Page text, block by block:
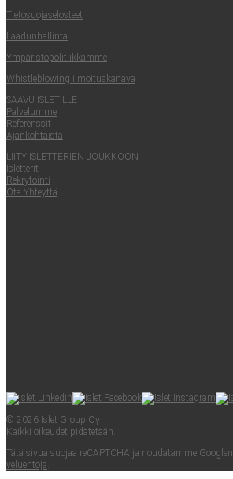
Tie­to­suo­ja­se­los­teet
Laa­dun­hal­lin­ta
Ympä­ris­tö­po­li­tiik­kam­me
Whist­le­blowing ilmoituskanava
SAA­VU ISLETILLE
Pal­ve­lum­me
Refe­rens­sit
Ajan­koh­tais­ta
LII­TY ISLET­TE­RIEN JOUKKOON
Islet­te­rit
Rek­ry­toin­ti
Ota Yhteyt­tä
© 2026 Islet Group Oy
Kaik­ki oikeu­det pidätetään.
Tätä sivua suo­jaa reCAPTC­HA ja nou­da­tam­me Googlen
ve­lueh­to­ja.